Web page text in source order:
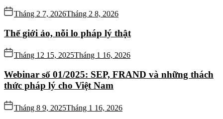
Tháng 2 7, 2026Tháng 2 8, 2026
Thế giới ảo, nỗi lo pháp lý thật
Tháng 12 15, 2025Tháng 1 16, 2026
Webinar số 01/2025: SEP, FRAND và những thách
thức pháp lý cho Việt Nam
Tháng 8 9, 2025Tháng 1 16, 2026